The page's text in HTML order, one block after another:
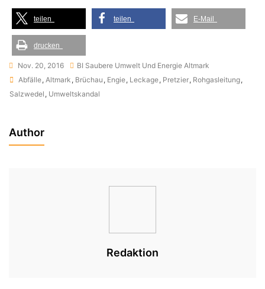
teilen teilen E-Mail
drucken
Nov. 20, 2016
BI Saubere Umwelt Und Energie Altmark
Tags
Abfälle, Altmark , Brüchau , Engie, Leckage, Pretzier, Rohgasleitung,
Salzwedel , Umweltskandal
Author
Redaktion